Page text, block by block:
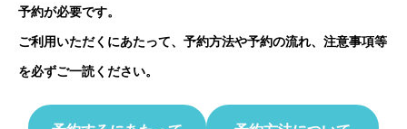
予約が必要です。
ご利用いただくにあたって、予約方法や予約の流れ、注意事項等
を必ずご一読ください。